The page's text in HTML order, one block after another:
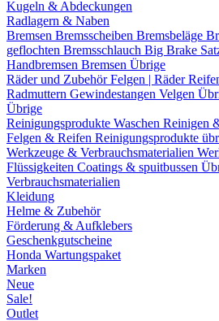
Kugeln & Abdeckungen
Radlagern & Naben
Bremsen Bremsscheiben Bremsbeläge
geflochten Bremsschlauch Big Brake
Handbremsen Bremsen Übrige
Räder und ZubehörFelgen | Räder
Radmuttern Gewindestangen Velgen
Übrige
Reinigungsprodukte Waschen Reinigen
Felgen & Reifen Reinigungsprodukte
Werkzeuge & Verbrauchsmaterialien
Flüssigkeiten Coatings & spuitbussen
Verbrauchsmaterialien
Kleidung
Helme & Zubehör
Förderung & Aufklebers
Geschenkgutscheine
Honda Wartungspaket
Marken
Neue
Sale!
Outlet